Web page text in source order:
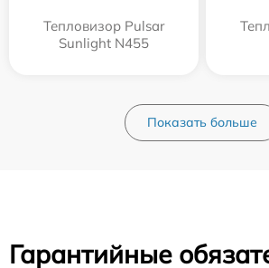
Тепловизор Pulsar
Sunlight N455
Показать больше
Гарантийные